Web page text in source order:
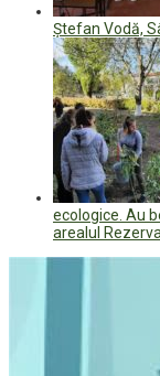
Ştefan Vodă,
ecologice. Au
arealul